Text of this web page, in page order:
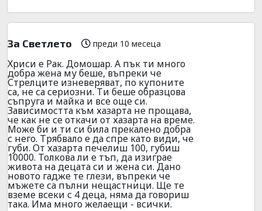
За Светлето преди 10 месеца
Хриси е Рак. Домошар. А пък ти много
добра жена му беше, въпреки че
Стрелците изневеряват, по купоните
са, не са сериозни. Ти беше образцова
съпруга и майка и все още си.
Зависимостта към хазарта не прощава,
че как не се откачи от хазарта на време.
Може би и ти си била прекалено добра
с него. Трябвало е да спре като види, че
губи. От хазарта печелиш 100, губиш
10000. Толкова ли е тъп, да изиграе
живота на децата си и жена си. Дано
новото гадже те глези, въпреки че
мъжете са пълни нещастници. Ще те
вземе всеки с 4 деца, няма да говориш
така. Има много желаещи - всички.